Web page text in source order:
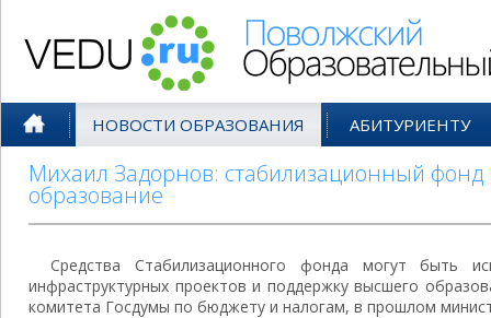
НОВОСТИ ОБРАЗОВАНИЯ АБИТУРИЕНТУ
Михаил Задорнов: стабилизационный
образование
Средства Стабилизационного фонда могут быть
инфраструктурных проектов и поддержку высшего
комитета Госдумы по бюджету и налогам, в прошлом